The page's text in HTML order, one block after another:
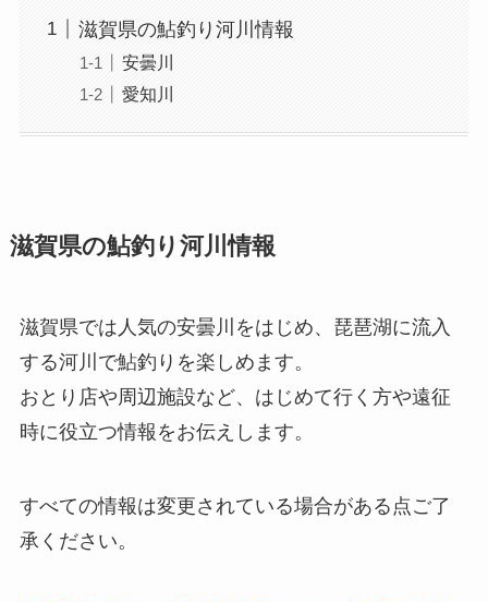
滋賀県の鮎釣り河川情報
安曇川
愛知川
滋賀県の鮎釣り河川情報
滋賀県では人気の安曇川をはじめ、琵琶湖に流入
する河川で鮎釣りを楽しめます。
おとり店や周辺施設など、はじめて行く方や遠征
時に役立つ情報をお伝えします。
すべての情報は変更されている場合がある点ご了
承ください。